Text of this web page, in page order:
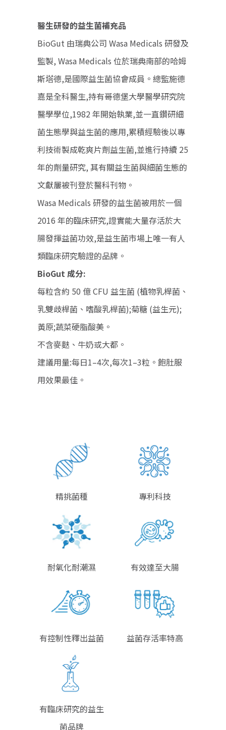
醫生研發的益生菌補充品
BioGut 由瑞典公司 Wasa Medicals 研發及
監製, Wasa Medicals 位於瑞典南部的哈姆
斯塔德,是國際益生菌協會成員。總監施德
嘉是全科醫生,持有哥德堡大學醫學研究院
醫學學位,1982 年開始執業,並一直鑽研細
菌生態學與益生菌的應用,累積經驗後以專
利技術製成乾爽片劑益生菌,並進行持續 25
年的劑量研究, 其有關益生菌與細菌生態的
文獻屢被刊登於醫科刊物。
Wasa Medicals 研發的益生菌被用於一個
2016 年的臨床研究,證實能大量存活於大
腸發揮益菌功效,是益生菌市場上唯一有人
類臨床研究驗證的品牌。
BioGut 成分:
每粒含約 50 億 CFU 益生菌 (植物乳桿菌、
乳雙歧桿菌、嗜酸乳桿菌);菊糖 (益生元);
黃原;蔬菜硬脂酸美。
不含麥麩、牛奶或大都。
建議用量:每日1–4次,每次1–3粒。飽肚服
用效果最佳。
精挑菌種 專利科技
耐氧化耐潮濕 有效達至大腸
有控制性釋出益菌 益菌存活率特高
有臨床研究的益生
菌品牌